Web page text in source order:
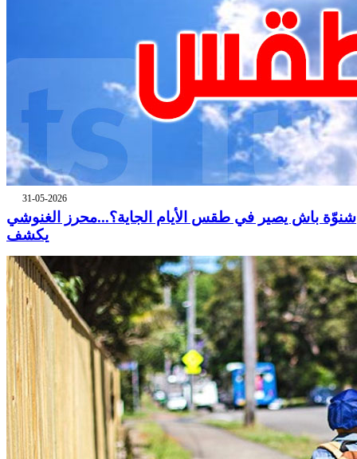
31-05-2026
شنوّة باش يصير في طقس الأيام الجاية؟...محرز الغنوشي
يكشف